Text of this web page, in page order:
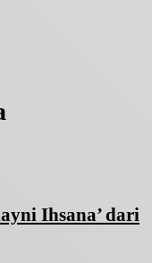
Ihsana’ dari